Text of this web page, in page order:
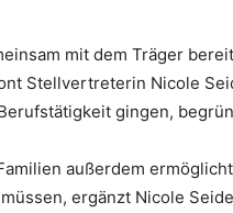
mit dem Träger
Stellvertreterin Nicole
gingen,
außerdem
ergänzt Nicole